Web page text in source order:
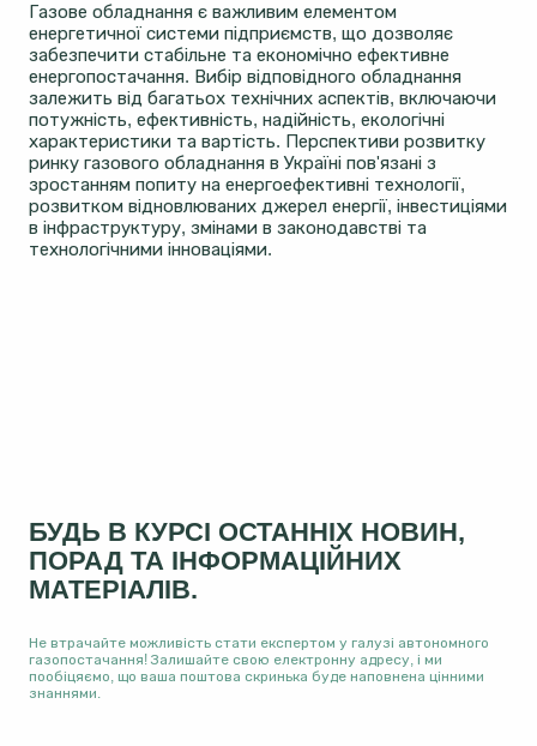
Газове обладнання є важливим елементом
енергетичної системи підприємств, що дозволяє
забезпечити стабільне та економічно ефективне
енергопостачання. Вибір відповідного обладнання
залежить від багатьох технічних аспектів, включаючи
потужність, ефективність, надійність, екологічні
характеристики та вартість. Перспективи розвитку
ринку газового обладнання в Україні пов'язані з
зростанням попиту на енергоефективні технології,
розвитком відновлюваних джерел енергії, інвестиціями
в інфраструктуру, змінами в законодавстві та
технологічними інноваціями.
БУДЬ В КУРСІ ОСТАННІХ НОВИН,
ПОРАД ТА ІНФОРМАЦІЙНИХ
МАТЕРІАЛІВ.
Не втрачайте можливість стати експертом у галузі автономного
газопостачання! Залишайте свою електронну адресу, і ми
пообіцяємо, що ваша поштова скринька буде наповнена цінними
знаннями.